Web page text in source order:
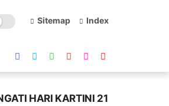
Sitemap Index
HARI KARTINI 21